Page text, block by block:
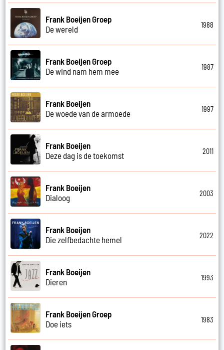
Frank Boeijen Groep
De wereld
1988
Frank Boeijen Groep
De wind nam hem mee
1987
Frank Boeijen
De woede van de armoede
1997
Frank Boeijen
Deze dag is de toekomst
2011
Frank Boeijen
Dialoog
2003
Frank Boeijen
Die zelfbedachte hemel
2022
Frank Boeijen
Dieren
1993
Frank Boeijen Groep
Doe iets
1983